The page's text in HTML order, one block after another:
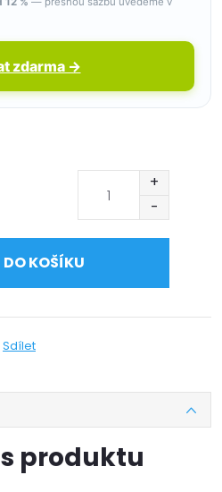
zdarma →
KOŠÍKU
Sdílet
produktu